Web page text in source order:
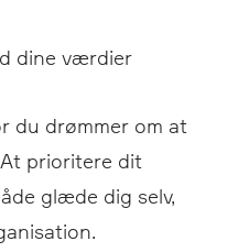
dine værdier
du drømmer om at
prioritere dit
glæde dig selv,